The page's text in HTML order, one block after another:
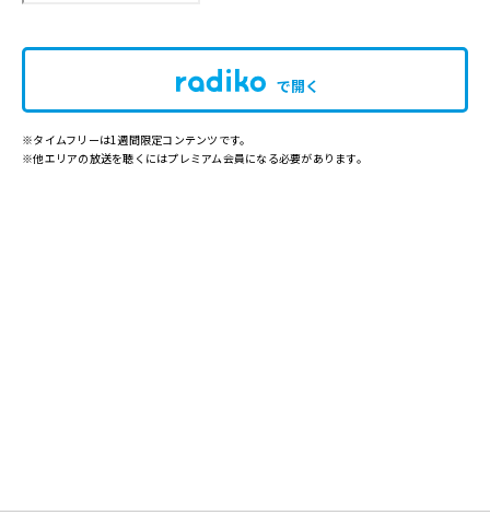
で開く
※タイムフリーは1週間限定コンテンツです。
※他エリアの放送を聴くにはプレミアム会員になる必要があります。